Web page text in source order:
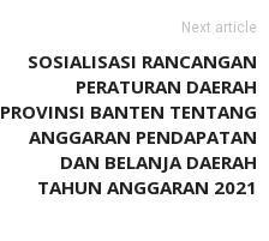
Next article
SOSIALISASI RANCANGAN
PERATURAN DAERAH
PROVINSI BANTEN TENTANG
ANGGARAN PENDAPATAN
DAN BELANJA DAERAH
TAHUN ANGGARAN 2021